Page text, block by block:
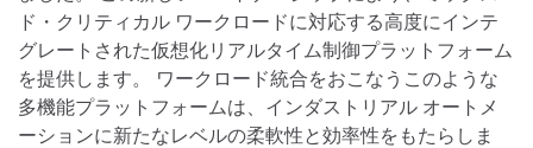
ド・クリティカル ワークロードに対応する高度にインテ
グレートされた仮想化リアルタイム制御プラットフォーム
を提供します。 ワークロード統合をおこなうこのような
多機能プラットフォームは、インダストリアル オートメ
ーションに新たなレベルの柔軟性と効率性をもたらしま